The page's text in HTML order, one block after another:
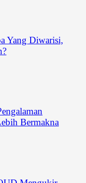
Yang Diwarisi,
Bermakna